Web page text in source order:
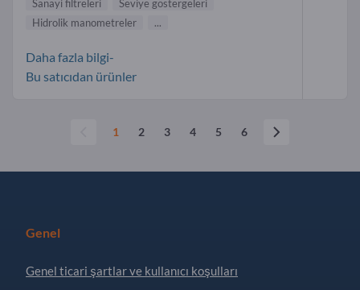
Sanayi filtreleri
Seviye göstergeleri
Hidrolik manometreler
...
Daha fazla bilgi-
Bu satıcıdan ürünler
1 2 3 4 5 6
Genel
Genel ticari şartlar ve kullanıcı koşulları